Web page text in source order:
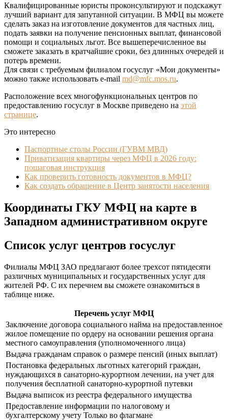
Квалифицированные юристы проконсультируют и подскажут
лучший вариант для запутанной ситуации. В МФЦ вы можете
сделать заказ на изготовление документов для частных лиц,
подать заявки на получение пенсионных выплат, финансовой
помощи и социальных льгот. Все вышеперечисленное вы
сможете заказать в кратчайшие сроки, без длинных очередей и
потерь времени.
Для связи с требуемым филиалом госуслуг «Мои документы»
можно также использовать e-mail md@mfc.mos.ru.
Расположение всех многофункциональных центров по
предоставлению госуслуг в Москве приведено на этой
странице.
Это интересно
Паспортные столы России (ГУВМ МВД)
Приватизация квартиры через МФЦ в 2026 году:
пошаговая инструкция
Как проверить готовность документов в МФЦ?
Как создать обращение в Центр занятости населения
Координаты ГКУ МФЦ на карте в
Западном административном округе
Список услуг центров госуслуг
Филиалы МФЦ ЗАО предлагают более трехсот пятидесяти
различных муниципальных и государственных услуг для
жителей РФ. С их перечнем вы сможете ознакомиться в
таблице ниже.
Перечень услуг МФЦ
Заключение договора социального найма на предоставленное
жилое помещение по ордеру на основании решения органа
местного самоуправления (уполномоченного лица)
Выдача гражданам справок о размере пенсий (иных выплат)
Постановка федеральных льготных категорий граждан,
нуждающихся в санаторно-курортном лечении, на учет для
получения бесплатной санаторно-курортной путевки
Выдача выписок из реестра федерального имущества
Предоставление информации по налоговому и
бухгалтерскому учету Только во флагмане